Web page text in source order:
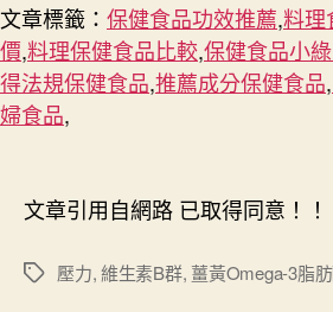
文章標籤： 保健食品功效推薦,料理
價,料理保健食品比較,保健食品小
得法規保健食品,推薦成分保健食品,
婦食品,
文章引用自網路 已取得同意！！
標
壓力,維生素B群,薑黃Omega-3脂